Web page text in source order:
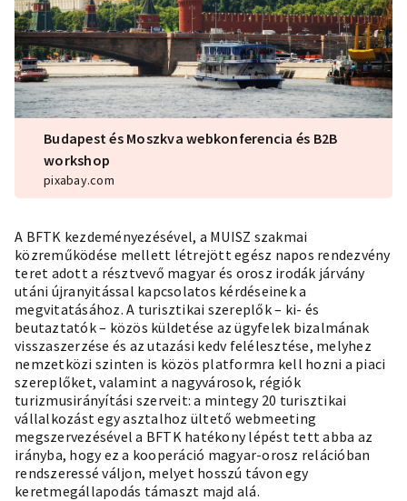
Budapest és Moszkva webkonferencia és B2B
workshop
pixabay.com
A BFTK kezdeményezésével, a MUISZ szakmai
közreműködése mellett létrejött egész napos rendezvény
teret adott a résztvevő magyar és orosz irodák járvány
utáni újranyitással kapcsolatos kérdéseinek a
megvitatásához. A turisztikai szereplők – ki- és
beutaztatók – közös küldetése az ügyfelek bizalmának
visszaszerzése és az utazási kedv felélesztése, melyhez
nemzetközi szinten is közös platformra kell hozni a piaci
szereplőket, valamint a nagyvárosok, régiók
turizmusirányítási szerveit: a mintegy 20 turisztikai
vállalkozást egy asztalhoz ültető webmeeting
megszervezésével a BFTK hatékony lépést tett abba az
irányba, hogy ez a kooperáció magyar-orosz relációban
rendszeressé váljon, melyet hosszú távon egy
keretmegállapodás támaszt majd alá.